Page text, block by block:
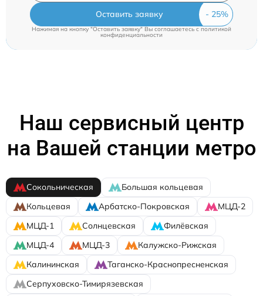
Оставить заявку
Нажимая на кнопку "Оставить заявку" Вы соглашаетесь cполитикой
конфиденциальности
Наш сервисный центр
на Вашей станции метро
Сокольническая
Большая кольцевая
Кольцевая
Арбатско-Покровская
МЦД-2
МЦД-1
Солнцевская
Филёвская
МЦД-4
МЦД-3
Калужско-Рижская
Калининская
Таганско-Краснопресненская
Серпуховско-Тимирязевская